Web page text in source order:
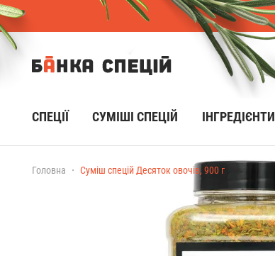
СПЕЦІЇ CУМІШІ СПЕЦІЙ ІНГРЕДІЄНТИ
Головна Суміш спецій Десяток овочів, 900 г